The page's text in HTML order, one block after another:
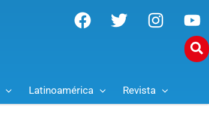
Latinoamérica Revista